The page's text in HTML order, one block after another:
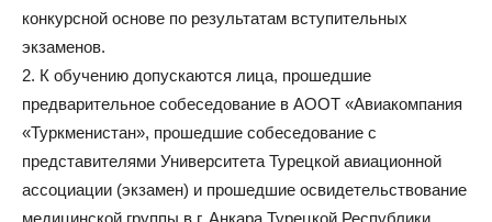
конкурсной основе по результатам вступительных
экзаменов.
2. К обучению допускаются лица, прошедшие
предварительное собеседование в АООТ «Авиакомпания
«Туркменистан», прошедшие собеседование с
представителями Университета Турецкой авиационной
ассоциации (экзамен) и прошедшие освидетельствование
медицинской группы в г. Анкара Турецкой Республики.